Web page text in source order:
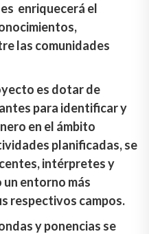
enriquecerá el
las comunidades
es dotar de
para identificar y
en el ámbito
planificadas, se
intérpretes y
entorno más
respectivos campos.
y ponencias se